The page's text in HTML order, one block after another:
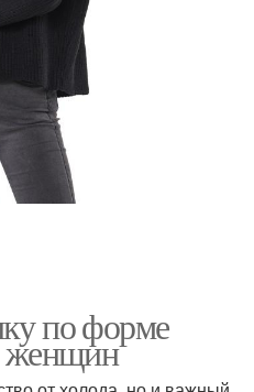
по форме
женщин